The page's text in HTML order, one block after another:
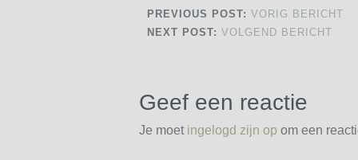
PREVIOUS POST: VORIG BERICHT
NEXT POST: VOLGEND BERICHT
Geef een reactie
Je moet ingelogd zijn op om een